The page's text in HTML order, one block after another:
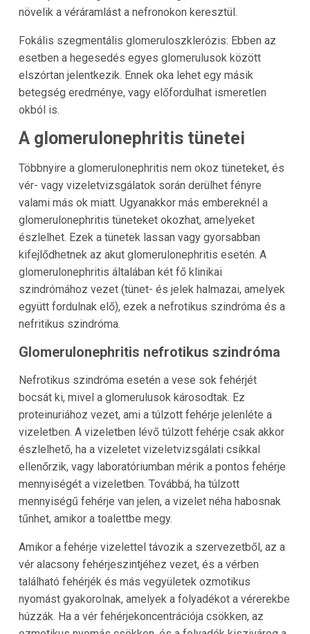
növelik a véráramlást a nefronokon keresztül.
Fokális szegmentális glomeruloszklerózis: Ebben az
esetben a hegesedés egyes glomerulusok között
elszórtan jelentkezik. Ennek oka lehet egy másik
betegség eredménye, vagy előfordulhat ismeretlen
okból is.
A glomerulonephritis tünetei
Többnyire a glomerulonephritis nem okoz tüneteket, és
vér- vagy vizeletvizsgálatok során derülhet fényre
valami más ok miatt. Ugyanakkor más embereknél a
glomerulonephritis tüneteket okozhat, amelyeket
észlelhet. Ezek a tünetek lassan vagy gyorsabban
kifejlődhetnek az akut glomerulonephritis esetén. A
glomerulonephritis általában két fő klinikai
szindrómához vezet (tünet- és jelek halmazai, amelyek
együtt fordulnak elő), ezek a nefrotikus szindróma és a
nefritikus szindróma.
Glomerulonephritis nefrotikus szindróma
Nefrotikus szindróma esetén a vese sok fehérjét
bocsát ki, mivel a glomerulusok károsodtak. Ez
proteinuriához vezet, ami a túlzott fehérje jelenléte a
vizeletben. A vizeletben lévő túlzott fehérje csak akkor
észlelhető, ha a vizeletet vizeletvizsgálati csíkkal
ellenőrzik, vagy laboratóriumban mérik a pontos fehérje
mennyiségét a vizeletben. Továbbá, ha túlzott
mennyiségű fehérje van jelen, a vizelet néha habosnak
tűnhet, amikor a toalettbe megy.
Amikor a fehérje vizelettel távozik a szervezetből, az a
vér alacsony fehérjeszintjéhez vezet, és a vérben
található fehérjék és más vegyületek ozmotikus
nyomást gyakorolnak, amelyek a folyadékot a vérerekbe
húzzák. Ha a vér fehérjekoncentrációja csökken, az